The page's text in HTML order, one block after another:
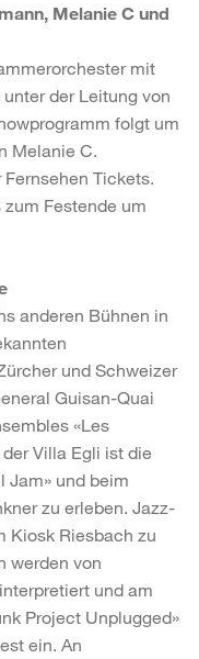
Melanie C und
mit
der Leitung von
folgt um
Melanie C.
Tickets.
Festende um
anderen Bühnen in
und Schweizer
Guisan-Quai
«Les
Villa Egli ist die
Jam» und beim
zu erleben. Jazz-
Kiosk Riesbach zu
werden von
und am
Project Unplugged»
ein. An